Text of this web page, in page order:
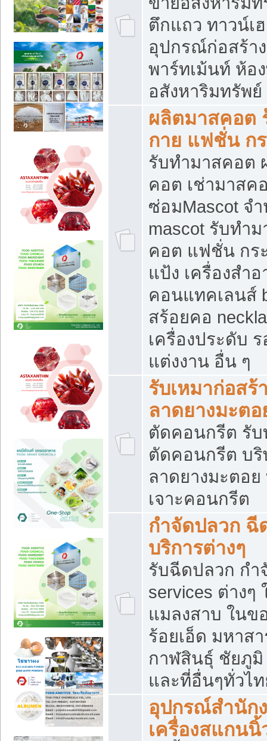
ตึกแถว ทาวน์เ
อุปกรณ์ก่อสร้า
พาร์ทเม้นท์ ห้อ
อสังหาริมทรัพ
ผลิตมาสคอต
กาย แฟชั่น กร
รับทำมาสคอต
คอต เช่ามาสค
ซ่อมMascot จ
mascot รับทำ
คอต แฟชั่น กระ
แป้ง เครื่องสำ
คอนแทคเลนส์
สร้อยคอ
เครื่องประดับ ร
แต่งงาน อื่น ๆ
รับเหมาก่อส
ลาดยางมะต
ตัดคอนกรีต รับ
ตัดคอนกรีต บริ
ลาดยางมะตอ
เจาะคอนกรีต
กำจัดปลวก ฉี
บริการต่างๆ
รับฉีดปลวก กำ
services ต่าง
แมลงสาบ ใน
ร้อยเอ็ด มหาส
กาฬสินธุ์ ชัยภู
และที่อื่นๆทั่วไ
อุปกรณ์สำนัก
เครื่องสแกนนิ้